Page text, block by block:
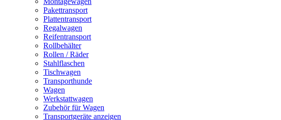
Pakettransport
Plattentransport
Regalwagen
Reifentransport
Rollbehälter
Rollen / Räder
Stahlflaschen
Tischwagen
Transporthunde
Wagen
Werkstattwagen
Zubehör für Wagen
Transportgeräte anzeigen